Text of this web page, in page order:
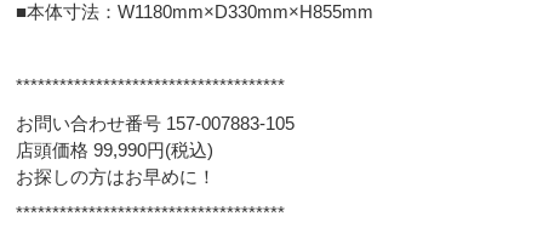
■本体寸法：W1180mm×D330mm×H855mm
*************************************
お問い合わせ番号 157-007883-105
店頭価格 99,990円(税込)
お探しの方はお早めに！
*************************************